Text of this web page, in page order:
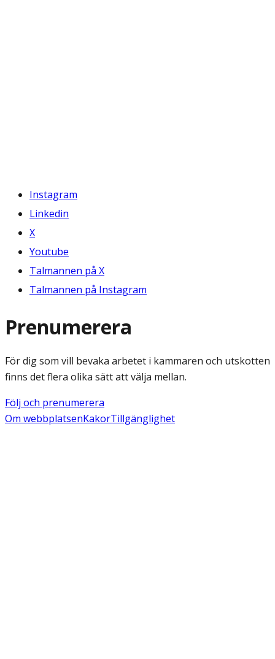
Instagram
Linkedin
X
Youtube
Talmannen på X
Talmannen på Instagram
Prenumerera
För dig som vill bevaka arbetet i kammaren och utskotten
finns det flera olika sätt att välja mellan.
Följ och prenumerera
Om webbplatsenKakorTillgänglighet